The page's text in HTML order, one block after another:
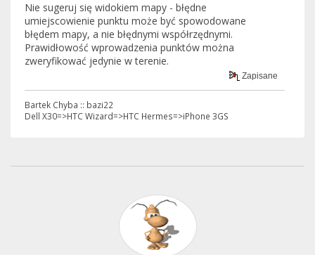
Nie sugeruj się widokiem mapy - błędne
umiejscowienie punktu może być spowodowane
błędem mapy, a nie błędnymi współrzędnymi.
Prawidłowość wprowadzenia punktów można
zweryfikować jedynie w terenie.
Zapisane
Bartek Chyba :: bazi22
Dell X30=>HTC Wizard=>HTC Hermes=>iPhone 3GS